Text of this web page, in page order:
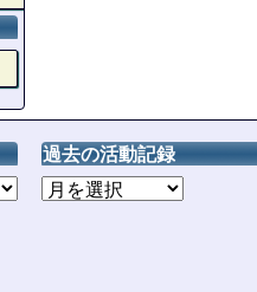
過去の活動記録